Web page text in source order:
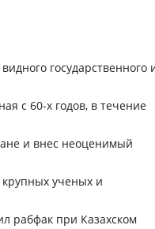
государственного
с 60-х годов, в течение
и внес неоценимый
крупных ученых и
рабфак при Казахском